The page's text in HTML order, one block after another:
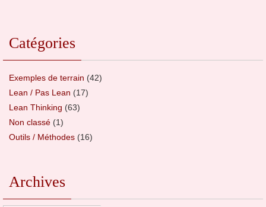
Catégories
Exemples de terrain (42)
Lean / Pas Lean (17)
Lean Thinking (63)
Non classé (1)
Outils / Méthodes (16)
Archives